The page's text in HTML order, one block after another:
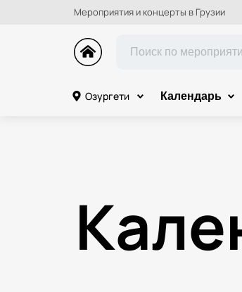
Мероприятия и концерты в Грузии
Озургети Календарь